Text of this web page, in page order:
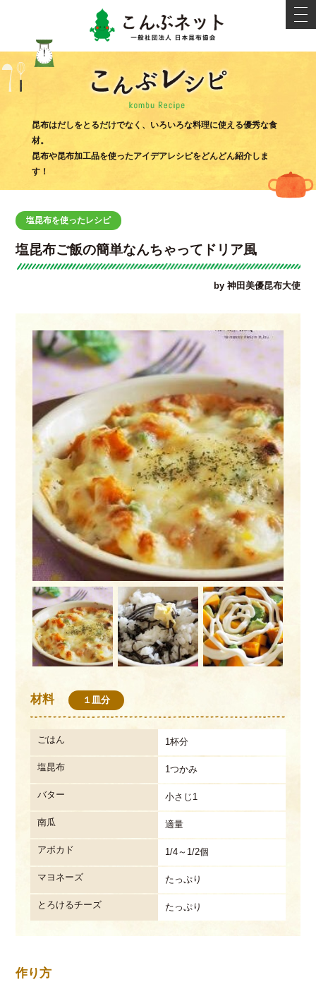
こんぶ
こんぶ
昆布はだしをとるだけでなく、いろいろな料理に使える優秀な食
材。
昆布や昆布加工品を使ったアイデアレシピをどんどん紹介しま
す！
塩昆布を使ったレシピ
塩昆布ご飯の簡単なんちゃってドリア風
by 神田美優昆布大使
材料 １皿分
ごはん 1杯分
塩昆布 1つかみ
バター 小さじ1
南瓜 適量
アボカド 1/4～1/2個
マヨネーズ たっぷり
とろけるチーズ たっぷり
作り方
t
o
g
n